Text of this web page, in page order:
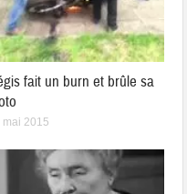
fait un burn et brûle sa
mai 2015